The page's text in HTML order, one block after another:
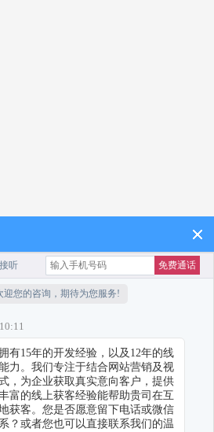
小红书代运营